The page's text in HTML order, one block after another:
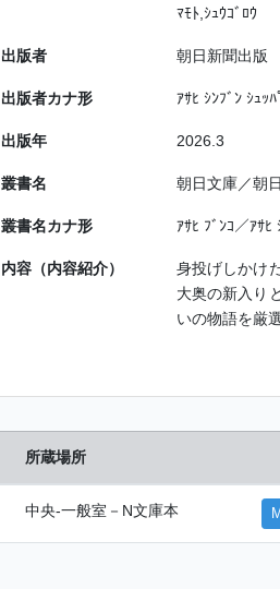
ﾏﾓﾄ,ｼｭｳｺﾞﾛｳ
出版者 朝日新聞出版
出版者カナ形 ｱｻﾋ ｼﾝﾌﾞﾝ ｼｭｯﾊ
出版年 2026.3
叢書名 朝日文庫／朝
叢書名カナ形 ｱｻﾋ ﾌﾞﾝｺ／ｱｻﾋ
内容（内容紹介）
身投げしかけ
大奥の新入り
いの物語を厳
所蔵場所
中央-一般室－N文庫本